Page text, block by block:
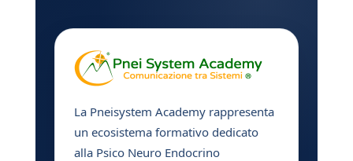
La Pneisystem Academy rappresenta
un ecosistema formativo dedicato
alla Psico Neuro Endocrino